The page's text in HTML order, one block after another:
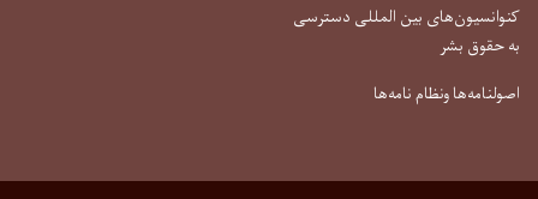
کنوانسیون‌های بین المللی دسترسی
به حقوق بشر
اصولنامه‌ها ونظام نامه‌ها